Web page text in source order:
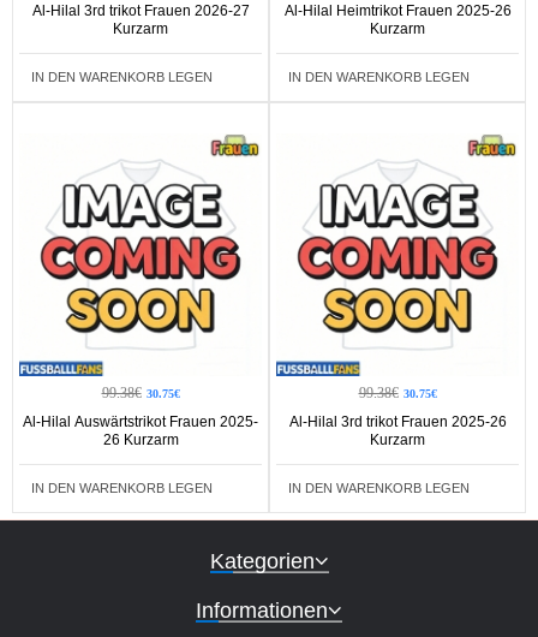
Al-Hilal 3rd trikot Frauen 2026-27
Kurzarm
IN DEN WARENKORB LEGEN
Al-Hilal Heimtrikot Frauen 2025-26
Kurzarm
IN DEN WARENKORB LEGEN
99.38€ 30.75€
Al-Hilal Auswärtstrikot Frauen 2025-
26 Kurzarm
IN DEN WARENKORB LEGEN
99.38€ 30.75€
Al-Hilal 3rd trikot Frauen 2025-26
Kurzarm
IN DEN WARENKORB LEGEN
Kategorien
Informationen